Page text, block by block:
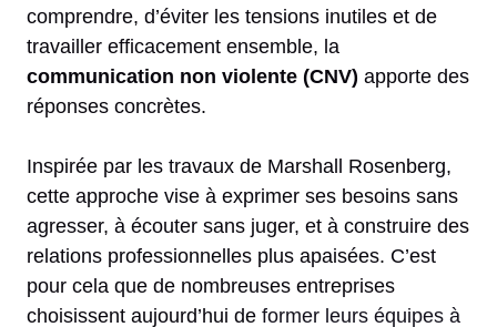
comprendre, d’éviter les tensions inutiles et de
travailler efficacement ensemble, la
communication non violente (CNV) apporte des
réponses concrètes.
Inspirée par les travaux de Marshall Rosenberg,
cette approche vise à exprimer ses besoins sans
agresser, à écouter sans juger, et à construire des
relations professionnelles plus apaisées. C’est
pour cela que de nombreuses entreprises
choisissent aujourd’hui de former leurs équipes à